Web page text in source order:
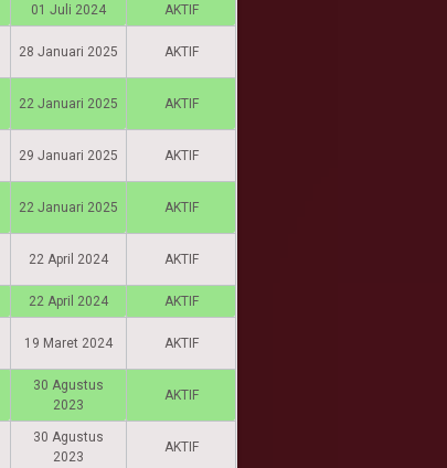
01 Juli 2024 AKTIF
28 Januari 2025 AKTIF
22 Januari 2025 AKTIF
29 Januari 2025 AKTIF
22 Januari 2025 AKTIF
22 April 2024 AKTIF
22 April 2024 AKTIF
19 Maret 2024 AKTIF
30 Agustus
2023
AKTIF
30 Agustus
2023
AKTIF